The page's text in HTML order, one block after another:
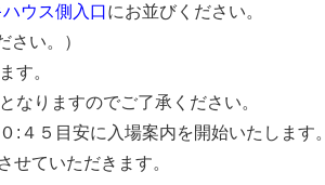
ウス側入口にお並びください。
い。）
す。
りますのでご了承ください。
４５目安に入場案内を開始いたします。
ていただきます。